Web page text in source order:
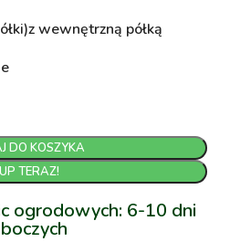
z wewnętrzną półką
DO KOSZYKA
TERAZ!
ogrodowych: 6-10 dni